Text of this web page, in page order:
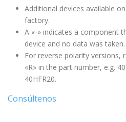
Additional devices available
factory.
A «-» indicates a component
device and no data was taken.
For reverse polarity versions,
«R» in the part number, e.g.
40HFR20.
Consúltenos